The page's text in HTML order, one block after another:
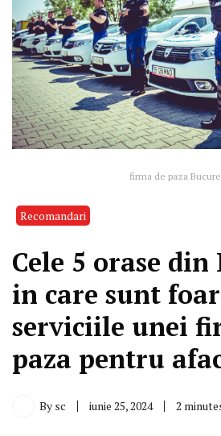
firma de paza
Recomandari
Cele 5 orase din
in care sunt
serviciile unei
paza pentru
By sc iunie 25, 2024 2